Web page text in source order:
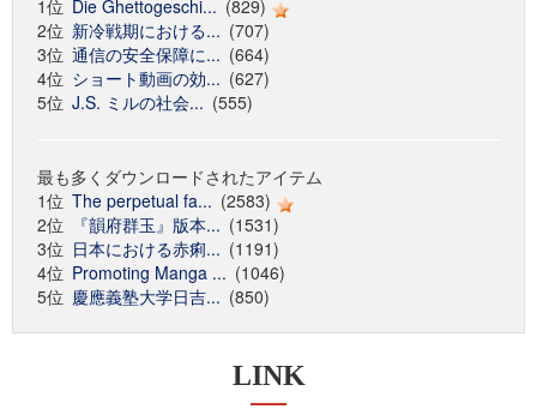
1位 Die Ghettogeschi... (829)
2位 新冷戦期における... (707)
3位 通信の安全保障に... (664)
4位 ショート動画の効... (627)
5位 J.S. ミルの社会... (555)
最も多くダウンロードされたアイテム
1位 The perpetual fa... (2583)
2位
『韻府群玉』版本... (1531)
3位 日本における赤痢... (1191)
4位 Promoting Manga ... (1046)
5位 慶應義塾大学日吉... (850)
LINK